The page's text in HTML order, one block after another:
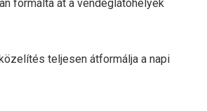
formálta át a vendéglátóhelyek
teljesen átformálja a napi